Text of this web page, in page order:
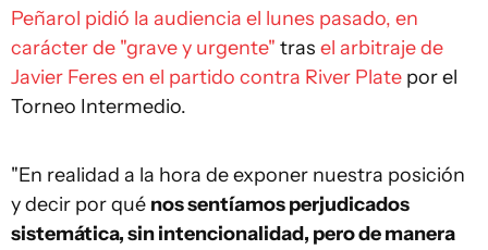
Peñarol pidió la audiencia el lunes pasado, en
carácter de "grave y urgente" tras el arbitraje de
Javier Feres en el partido contra River Plate por el
Torneo Intermedio.
"En realidad a la hora de exponer nuestra posición
y decir por qué nos sentíamos perjudicados
sistemática, sin intencionalidad, pero de manera